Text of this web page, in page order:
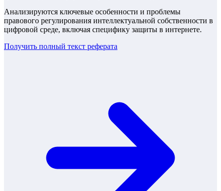
Анализируются ключевые особенности и проблемы
правового регулирования интеллектуальной собственности в
цифровой среде, включая специфику защиты в интернете.
Получить полный текст реферата